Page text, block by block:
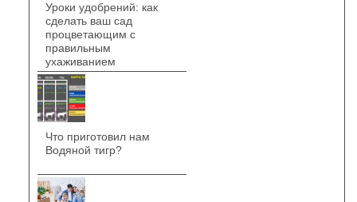
Уроки удобрений: как
сделать ваш сад
процветающим с
правильным
ухаживанием
Что приготовил нам
Водяной тигр?